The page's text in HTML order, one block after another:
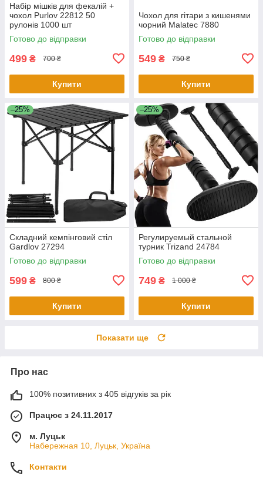
Набір мішків для фекалій +
чохол Purlov 22812 50
рулонів 1000 шт
Готово до відправки
499 ₴ 700 ₴
Купити
Чохол для гітари з кишенями
чорний Malatec 7880
Готово до відправки
549 ₴ 750 ₴
Купити
–25%
Складний кемпінговий стіл
Gardlov 27294
Готово до відправки
599 ₴ 800 ₴
Купити
–25%
Регулируемый стальной
турник Trizand 24784
Готово до відправки
749 ₴ 1 000 ₴
Купити
Показати ще
Про нас
100% позитивних з 405 відгуків за рік
Працює з 24.11.2017
м. Луцьк
Набережная 10, Луцьк, Україна
Контакти